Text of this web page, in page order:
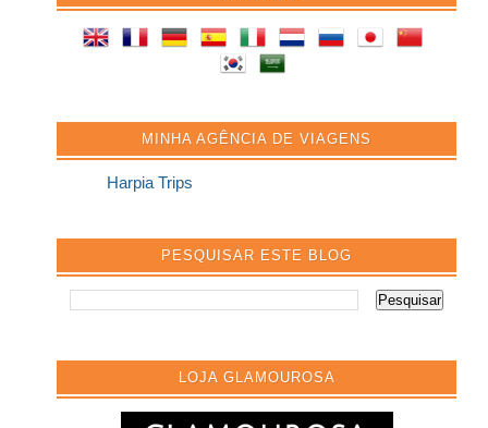
MINHA AGÊNCIA DE VIAGENS
Harpia Trips
PESQUISAR ESTE BLOG
LOJA GLAMOUROSA